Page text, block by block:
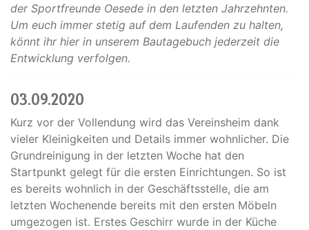
der Sportfreunde Oesede in den letzten Jahrzehnten.
Um euch immer stetig auf dem Laufenden zu halten,
könnt ihr hier in unserem Bautagebuch jederzeit die
Entwicklung verfolgen.
03.09.2020
Kurz vor der Vollendung wird das Vereinsheim dank
vieler Kleinigkeiten und Details immer wohnlicher. Die
Grundreinigung in der letzten Woche hat den
Startpunkt gelegt für die ersten Einrichtungen. So ist
es bereits wohnlich in der Geschäftsstelle, die am
letzten Wochenende bereits mit den ersten Möbeln
umgezogen ist. Erstes Geschirr wurde in der Küche